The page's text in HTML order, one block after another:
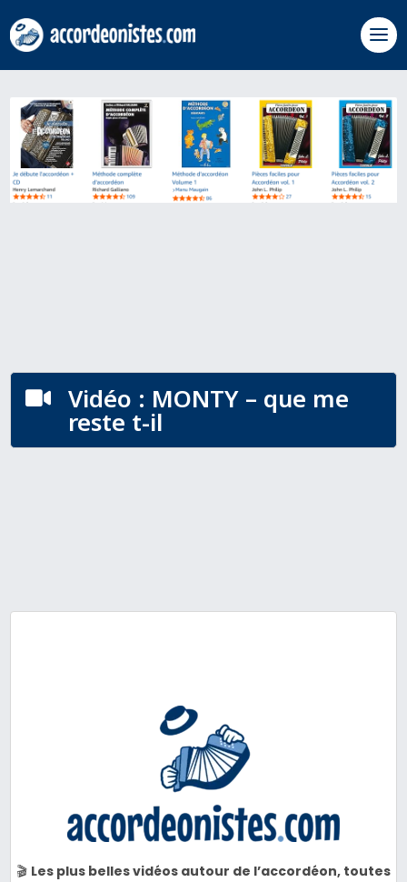
 Vidéo : MONTY – que me
reste t-il
🎬 Les plus belles vidéos autour de l’accordéon, toutes